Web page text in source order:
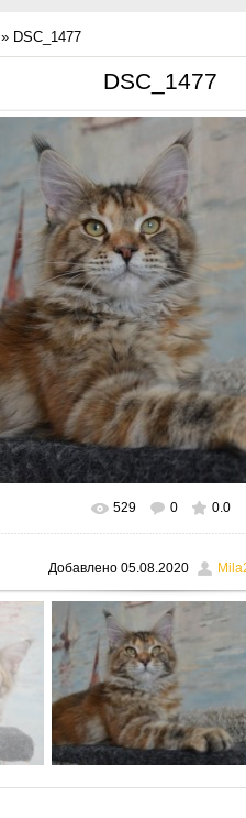
» DSC_1477
DSC_1477
В реальном размере 795x530
529 0 0.0
Добавлено05.08.2020